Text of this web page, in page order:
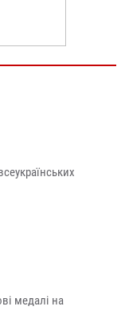
медалі на